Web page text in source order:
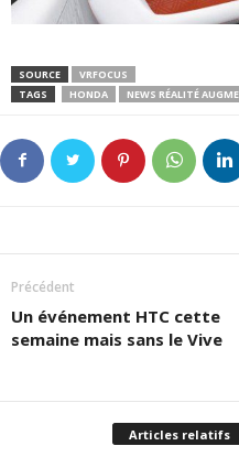
SOURCE
VRFOCUS
TAGS
HONDA NEWS RÉALITÉ
Précédent
Un événement HTC cette
semaine mais sans le Vive
Articles relatifs